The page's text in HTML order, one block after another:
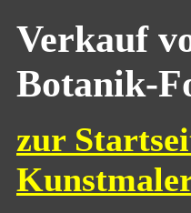
Verkauf
Botanik-
zur